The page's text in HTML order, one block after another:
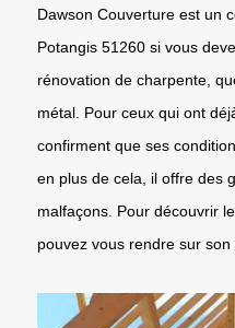
Dawson Couverture est un
Potangis 51260 si vous
rénovation de charpente,
métal. Pour ceux qui ont
confirment que ses
en plus de cela, il offre des
malfaçons. Pour découvrir
pouvez vous rendre sur son